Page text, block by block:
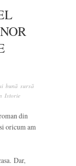
bună sursă
Istorie
din
oricum am
Dar,